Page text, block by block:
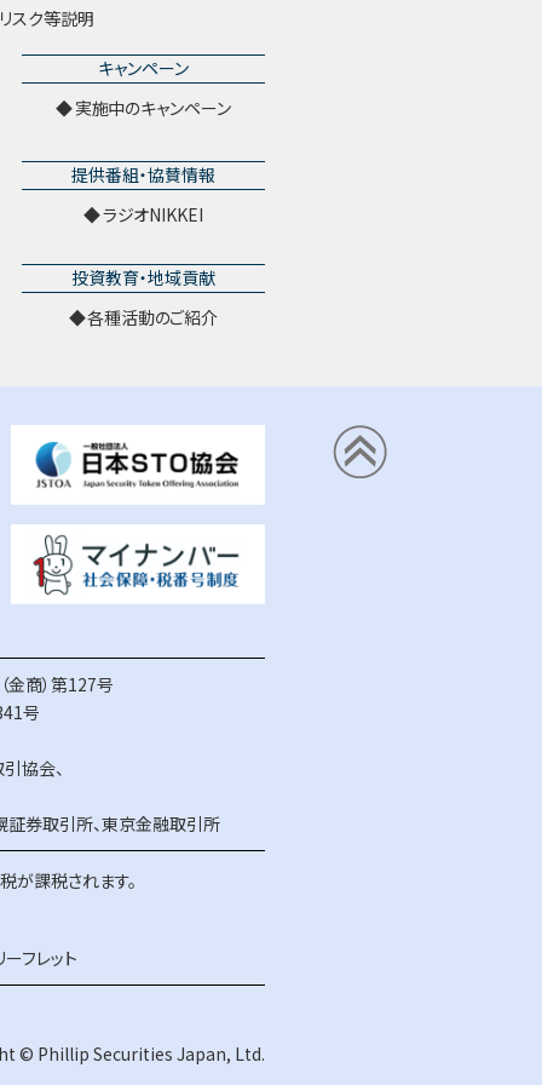
スク等説明
キャンペーン
実施中のキャンペーン
提供番組・協賛情報
ラジオNIKKEI
投資教育・地域貢献
各種活動のご紹介
商）第127号
号
協会、
証券取引所、東京金融取引所
課税されます。
フレット
© Phillip Securities Japan, Ltd.